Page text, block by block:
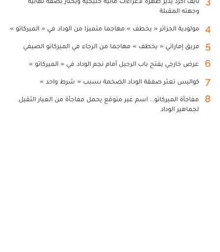
وجهته المقبلة
4 مولودية الجزائر « يخطف » مهاجما متميزا من الوداد في « الميركاتو »
5 فريق إماراتي « يخطف » مهاجما من الرجاء في الميركاتو الصيفي
6 عرض خارجي يفتح باب الرحيل أمام نجم الوداد في « الميركاتو »
7 كواليس تعثر صفقة الوداد الضخمة بسبب « شرط واحد »
8
مفاجأة الميركاتو... اسم غير متوقع يحمل مفاجأة من العيار الثقيل
لجماهير الوداد